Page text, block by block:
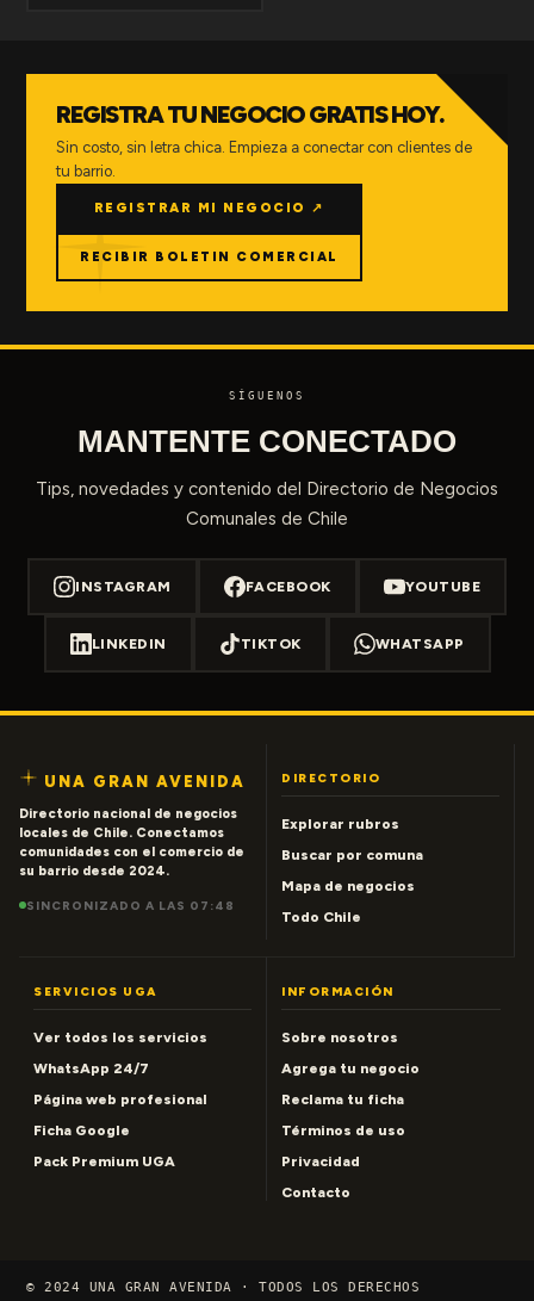
REGISTRA TU NEGOCIO GRATIS HOY.
Sin costo, sin letra chica. Empieza a conectar con clientes de
tu barrio.
REGISTRAR MI NEGOCIO ↗
RECIBIR BOLETIN COMERCIAL
SÍGUENOS
MANTENTE CONECTADO
Tips, novedades y contenido del Directorio de Negocios
Comunales de Chile
INSTAGRAM FACEBOOK YOUTUBE
LINKEDIN TIKTOK WHATSAPP
UNA GRAN AVENIDA
Directorio nacional de negocios
locales de Chile. Conectamos
comunidades con el comercio de
su barrio desde 2024.
SINCRONIZADO A LAS 07:48
DIRECTORIO
Explorar rubros
Buscar por comuna
Mapa de negocios
Todo Chile
SERVICIOS UGA
Ver todos los servicios
WhatsApp 24/7
Página web profesional
Ficha Google
Pack Premium UGA
INFORMACIÓN
Sobre nosotros
Agrega tu negocio
Reclama tu ficha
Términos de uso
Privacidad
Contacto
© 2024 UNA GRAN AVENIDA · TODOS LOS DERECHOS